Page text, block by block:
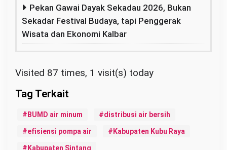
Pekan Gawai Dayak Sekadau 2026, Bukan
Sekadar Festival Budaya, tapi Penggerak
Wisata dan Ekonomi Kalbar
Visited 87 times, 1 visit(s) today
BUMD air minum distribusi air bersih
efisiensi pompa air Kabupaten Kubu Raya
Kabupaten Sintang